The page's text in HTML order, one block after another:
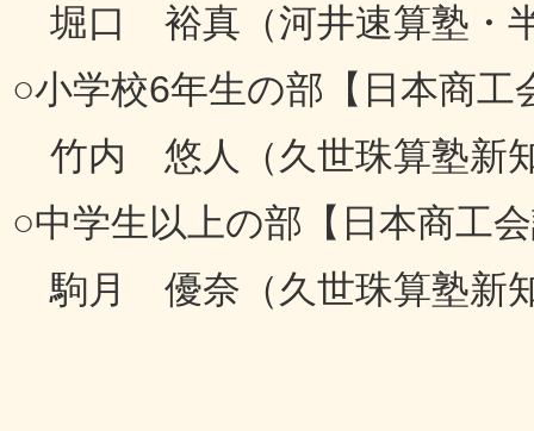
堀口 裕真（河井速算塾・
○小学校6年生の部【日本商工
竹内 悠人（久世珠算塾新
○中学生以上の部【日本商工
駒月 優奈（久世珠算塾新